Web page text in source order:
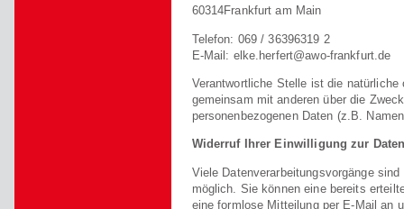
60314Frankfurt am Main
Telefon: 069 / 36396319 2
E-Mail: elke.herfert@awo-frankfurt.de
Verantwortliche Stelle ist die
gemeinsam mit anderen über die
personenbezogenen Daten (z.B.
Widerruf Ihrer Einwilligung zur
Viele Datenverarbeitungsvorgänge
möglich. Sie können eine bereits
eine formlose Mitteilung per E-Mail an